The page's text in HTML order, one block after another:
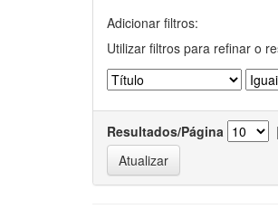
Adicionar filtros:
Utilizar filtros para refinar o
Resultados/Página |